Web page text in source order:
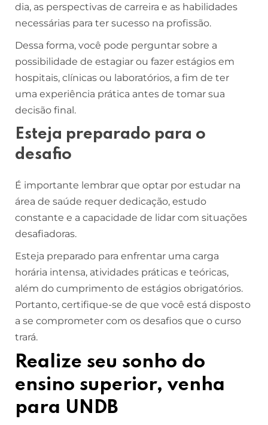
dia, as perspectivas de carreira e as habilidades
necessárias para ter sucesso na profissão.
Dessa forma, você pode perguntar sobre a
possibilidade de estagiar ou fazer estágios em
hospitais, clínicas ou laboratórios, a fim de ter
uma experiência prática antes de tomar sua
decisão final.
Esteja preparado para o
desafio
É importante lembrar que optar por estudar na
área de saúde requer dedicação, estudo
constante e a capacidade de lidar com situações
desafiadoras.
Esteja preparado para enfrentar uma carga
horária intensa, atividades práticas e teóricas,
além do cumprimento de estágios obrigatórios.
Portanto, certifique-se de que você está disposto
a se comprometer com os desafios que o curso
trará.
Realize seu sonho do
ensino superior, venha
para UNDB